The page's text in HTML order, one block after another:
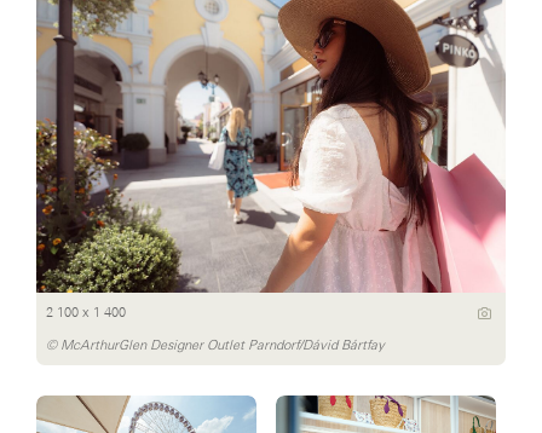
2 100 x 1 400
© McArthurGlen Designer Outlet Parndorf/Dávid Bártfay